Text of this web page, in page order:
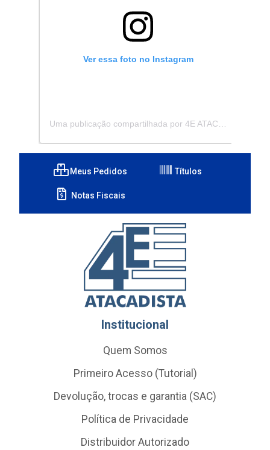
Ver essa foto no Instagram
Meus Pedidos Títulos
Notas Fiscais
Institucional
Quem Somos
Primeiro Acesso (Tutorial)
Devolução, trocas e garantia (SAC)
Política de Privacidade
Distribuidor Autorizado